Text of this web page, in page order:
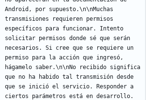
Android, por supuesto.\n\nMuchas
transmisiones requieren permisos
específicos para funcionar. Intento
solicitar permisos donde sé que serán
necesarios. Si cree que se requiere un
permiso para la acción que ingresó,
hágamelo saber.\n\nNo recibido significa
que no ha habido tal transmisión desde
que se inició el servicio. Responder a
ciertos parámetros está en desarrollo.